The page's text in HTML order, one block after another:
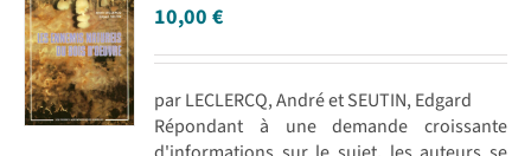
10,00€
par LECLERCQ, André et SEUTIN, Edgard
Répondant à une demande croissante